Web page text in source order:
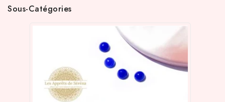
Sous-Catégories